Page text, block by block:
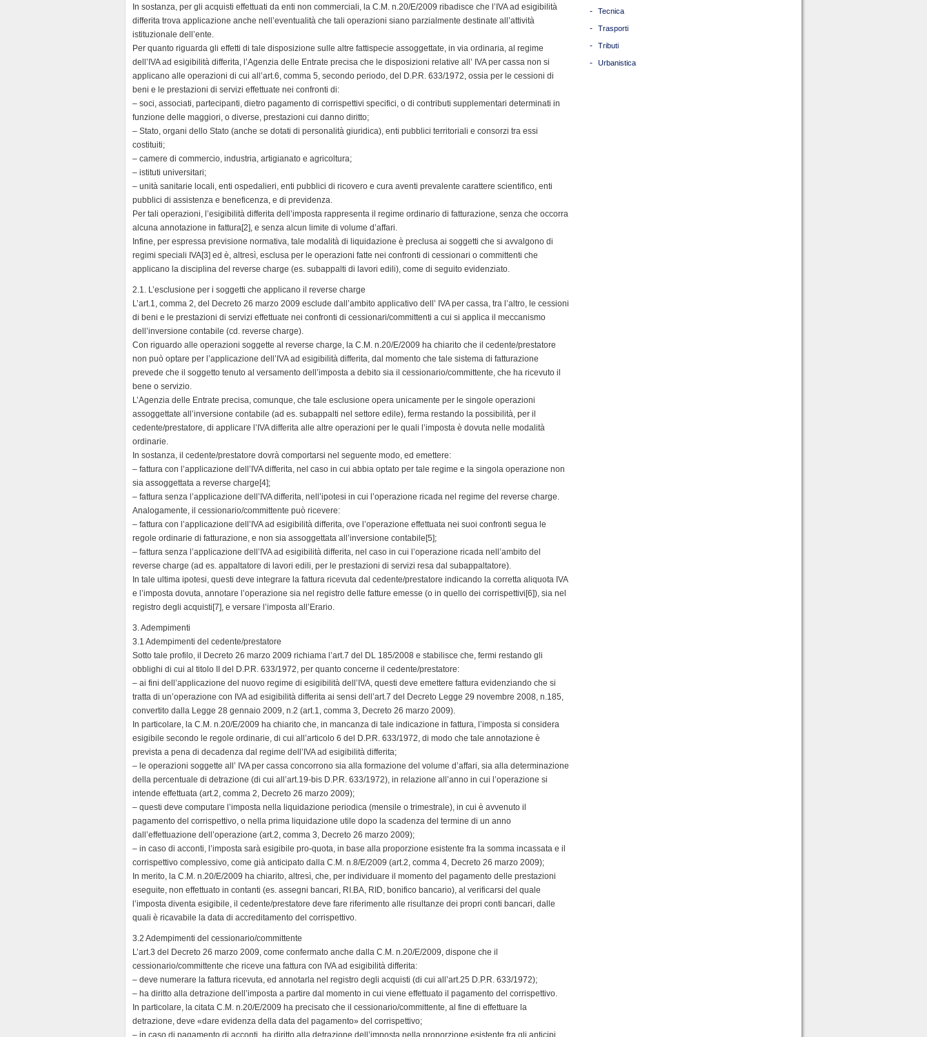
In sostanza, per gli acquisti effettuati da enti non commerciali, la C.M. n.20/E/2009 ribadisce che l’IVA ad esigibilità
differita trova applicazione anche nell’eventualità che tali operazioni siano parzialmente destinate all’attività
istituzionale dell’ente.
Per quanto riguarda gli effetti di tale disposizione sulle altre fattispecie assoggettate, in via ordinaria, al regime
dell’IVA ad esigibilità differita, l’Agenzia delle Entrate precisa che le disposizioni relative all’ IVA per cassa non si
applicano alle operazioni di cui all’art.6, comma 5, secondo periodo, del D.P.R. 633/1972, ossia per le cessioni di
beni e le prestazioni di servizi effettuate nei confronti di:
– soci, associati, partecipanti, dietro pagamento di corrispettivi specifici, o di contributi supplementari determinati in
funzione delle maggiori, o diverse, prestazioni cui danno diritto;
– Stato, organi dello Stato (anche se dotati di personalità giuridica), enti pubblici territoriali e consorzi tra essi
costituiti;
– camere di commercio, industria, artigianato e agricoltura;
– istituti universitari;
– unità sanitarie locali, enti ospedalieri, enti pubblici di ricovero e cura aventi prevalente carattere scientifico, enti
pubblici di assistenza e beneficenza, e di previdenza.
Per tali operazioni, l’esigibilità differita dell’imposta rappresenta il regime ordinario di fatturazione, senza che occorra
alcuna annotazione in fattura[2], e senza alcun limite di volume d’affari.
Infine, per espressa previsione normativa, tale modalità di liquidazione è preclusa ai soggetti che si avvalgono di
regimi speciali IVA[3] ed è, altresì, esclusa per le operazioni fatte nei confronti di cessionari o committenti che
applicano la disciplina del reverse charge (es. subappalti di lavori edili), come di seguito evidenziato.
2.1. L’esclusione per i soggetti che applicano il reverse charge
L’art.1, comma 2, del Decreto 26 marzo 2009 esclude dall’ambito applicativo dell’ IVA per cassa, tra l’altro, le cessioni
di beni e le prestazioni di servizi effettuate nei confronti di cessionari/committenti a cui si applica il meccanismo
dell’inversione contabile (cd. reverse charge).
Con riguardo alle operazioni soggette al reverse charge, la C.M. n.20/E/2009 ha chiarito che il cedente/prestatore
non può optare per l’applicazione dell’IVA ad esigibilità differita, dal momento che tale sistema di fatturazione
prevede che il soggetto tenuto al versamento dell’imposta a debito sia il cessionario/committente, che ha ricevuto il
bene o servizio.
L’Agenzia delle Entrate precisa, comunque, che tale esclusione opera unicamente per le singole operazioni
assoggettate all’inversione contabile (ad es. subappalti nel settore edile), ferma restando la possibilità, per il
cedente/prestatore, di applicare l’IVA differita alle altre operazioni per le quali l’imposta è dovuta nelle modalità
ordinarie.
In sostanza, il cedente/prestatore dovrà comportarsi nel seguente modo, ed emettere:
– fattura con l’applicazione dell’IVA differita, nel caso in cui abbia optato per tale regime e la singola operazione non
sia assoggettata a reverse charge[4];
– fattura senza l’applicazione dell’IVA differita, nell’ipotesi in cui l’operazione ricada nel regime del reverse charge.
Analogamente, il cessionario/committente può ricevere:
– fattura con l’applicazione dell’IVA ad esigibilità differita, ove l’operazione effettuata nei suoi confronti segua le
regole ordinarie di fatturazione, e non sia assoggettata all’inversione contabile[5];
– fattura senza l’applicazione dell’IVA ad esigibilità differita, nel caso in cui l’operazione ricada nell’ambito del
reverse charge (ad es. appaltatore di lavori edili, per le prestazioni di servizi resa dal subappaltatore).
In tale ultima ipotesi, questi deve integrare la fattura ricevuta dal cedente/prestatore indicando la corretta aliquota IVA
e l’imposta dovuta, annotare l’operazione sia nel registro delle fatture emesse (o in quello dei corrispettivi[6]), sia nel
registro degli acquisti[7], e versare l’imposta all’Erario.
3. Adempimenti
3.1 Adempimenti del cedente/prestatore
Sotto tale profilo, il Decreto 26 marzo 2009 richiama l’art.7 del DL 185/2008 e stabilisce che, fermi restando gli
obblighi di cui al titolo II del D.P.R. 633/1972, per quanto concerne il cedente/prestatore:
– ai fini dell’applicazione del nuovo regime di esigibilità dell’IVA, questi deve emettere fattura evidenziando che si
tratta di un’operazione con IVA ad esigibilità differita ai sensi dell’art.7 del Decreto Legge 29 novembre 2008, n.185,
convertito dalla Legge 28 gennaio 2009, n.2 (art.1, comma 3, Decreto 26 marzo 2009).
In particolare, la C.M. n.20/E/2009 ha chiarito che, in mancanza di tale indicazione in fattura, l’imposta si considera
esigibile secondo le regole ordinarie, di cui all’articolo 6 del D.P.R. 633/1972, di modo che tale annotazione è
prevista a pena di decadenza dal regime dell’IVA ad esigibilità differita;
– le operazioni soggette all’ IVA per cassa concorrono sia alla formazione del volume d’affari, sia alla determinazione
della percentuale di detrazione (di cui all’art.19-bis D.P.R. 633/1972), in relazione all’anno in cui l’operazione si
intende effettuata (art.2, comma 2, Decreto 26 marzo 2009);
– questi deve computare l’imposta nella liquidazione periodica (mensile o trimestrale), in cui è avvenuto il
pagamento del corrispettivo, o nella prima liquidazione utile dopo la scadenza del termine di un anno
dall’effettuazione dell’operazione (art.2, comma 3, Decreto 26 marzo 2009);
– in caso di acconti, l’imposta sarà esigibile pro-quota, in base alla proporzione esistente fra la somma incassata e il
corrispettivo complessivo, come già anticipato dalla C.M. n.8/E/2009 (art.2, comma 4, Decreto 26 marzo 2009);
In merito, la C.M. n.20/E/2009 ha chiarito, altresì, che, per individuare il momento del pagamento delle prestazioni
eseguite, non effettuato in contanti (es. assegni bancari, RI.BA, RID, bonifico bancario), al verificarsi del quale
l’imposta diventa esigibile, il cedente/prestatore deve fare riferimento alle risultanze dei propri conti bancari, dalle
quali è ricavabile la data di accreditamento del corrispettivo.
3.2 Adempimenti del cessionario/committente
L’art.3 del Decreto 26 marzo 2009, come confermato anche dalla C.M. n.20/E/2009, dispone che il
cessionario/committente che riceve una fattura con IVA ad esigibilità differita:
– deve numerare la fattura ricevuta, ed annotarla nel registro degli acquisti (di cui all’art.25 D.P.R. 633/1972);
– ha diritto alla detrazione dell’imposta a partire dal momento in cui viene effettuato il pagamento del corrispettivo.
In particolare, la citata C.M. n.20/E/2009 ha precisato che il cessionario/committente, al fine di effettuare la
detrazione, deve «dare evidenza della data del pagamento» del corrispettivo;
– in caso di pagamento di acconti, ha diritto alla detrazione dell’imposta nella proporzione esistente fra gli anticipi
- Tecnica
- Trasporti
- Tributi
- Urbanistica